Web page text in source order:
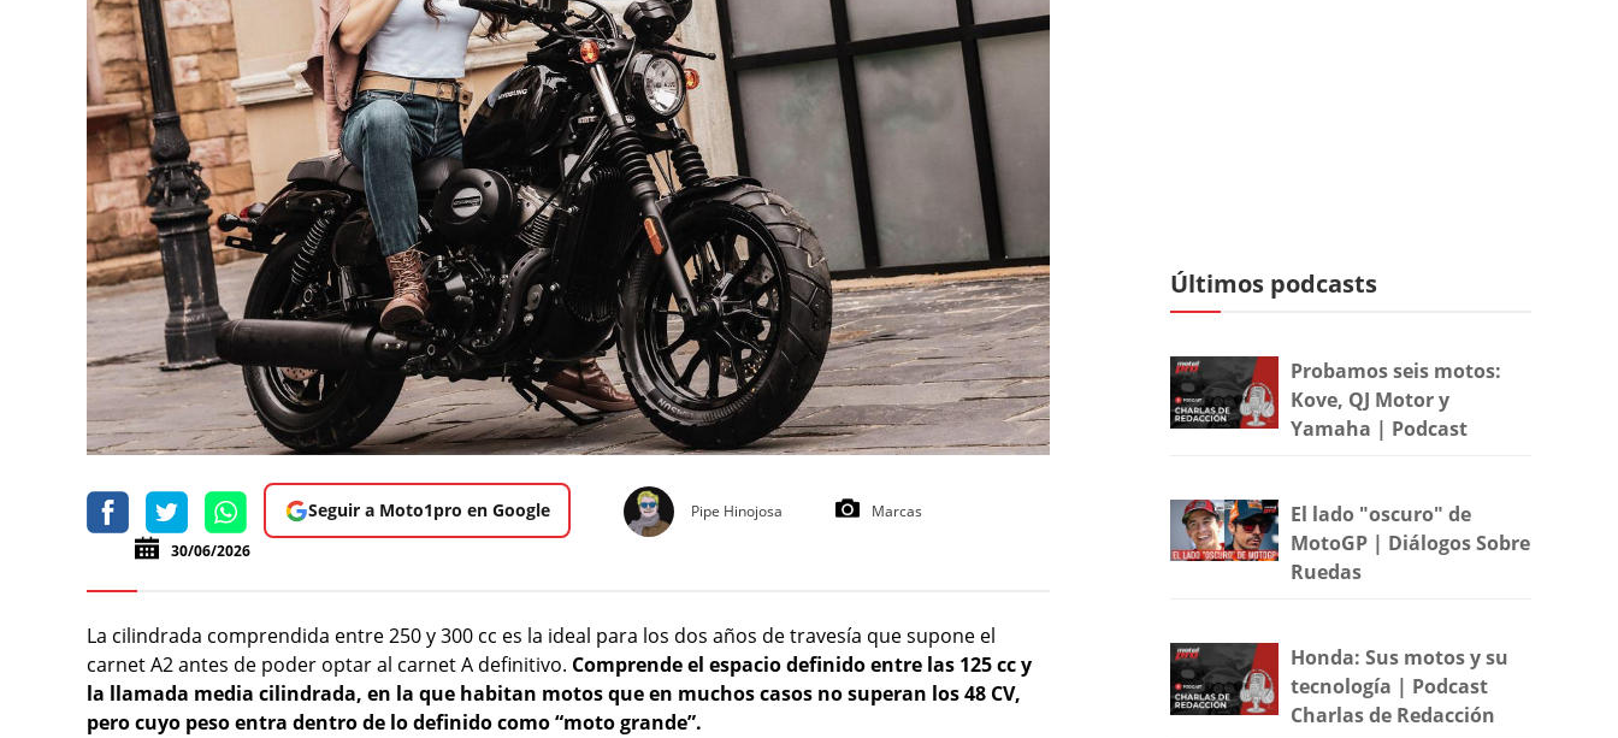
Seguir a Moto1pro en Google Pipe Hinojosa
Marcas
30/06/2026
La cilindrada comprendida entre 250 y 300 cc es la ideal para los dos años de travesía que supone el
carnet A2 antes de poder optar al carnet A definitivo. Comprende el espacio definido entre las 125 cc y
la llamada media cilindrada, en la que habitan motos que en muchos casos no superan los 48 CV,
pero cuyo peso entra dentro de lo definido como “moto grande”.
Últimos podcasts
Probamos seis motos:
Kove, QJ Motor y
Yamaha | Podcast
El lado "oscuro" de
MotoGP | Diálogos Sobre
Ruedas
Honda: Sus motos y su
tecnología | Podcast
Charlas de Redacción